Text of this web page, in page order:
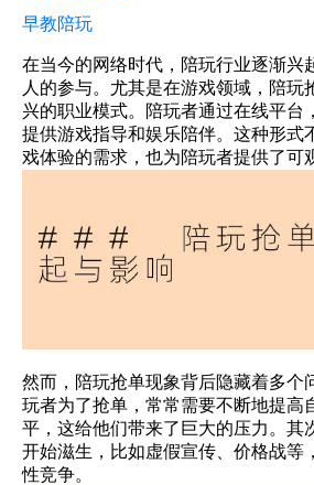
早教陪玩
在当今的网络时代，陪玩行业逐渐兴
人的参与。尤其是在游戏领域，陪玩
兴的职业模式。陪玩者通过在线平台
提供游戏指导和娱乐陪伴。这种形式
戏体验的需求，也为陪玩者提供了可
然而，陪玩抢单现象背后隐藏着多个
玩者为了抢单，常常需要不断地提高
平，这给他们带来了巨大的压力。其
开始滋生，比如虚假宣传、价格战等
性竞争。